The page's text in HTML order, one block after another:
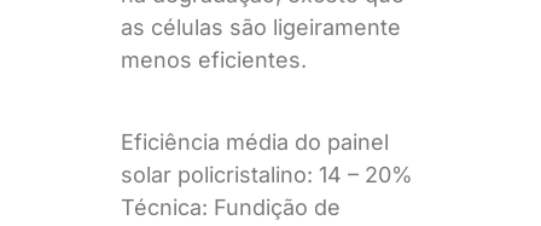
as células são ligeiramente
menos eficientes.
Eficiência média do painel
solar policristalino: 14 – 20%
Técnica: Fundição de